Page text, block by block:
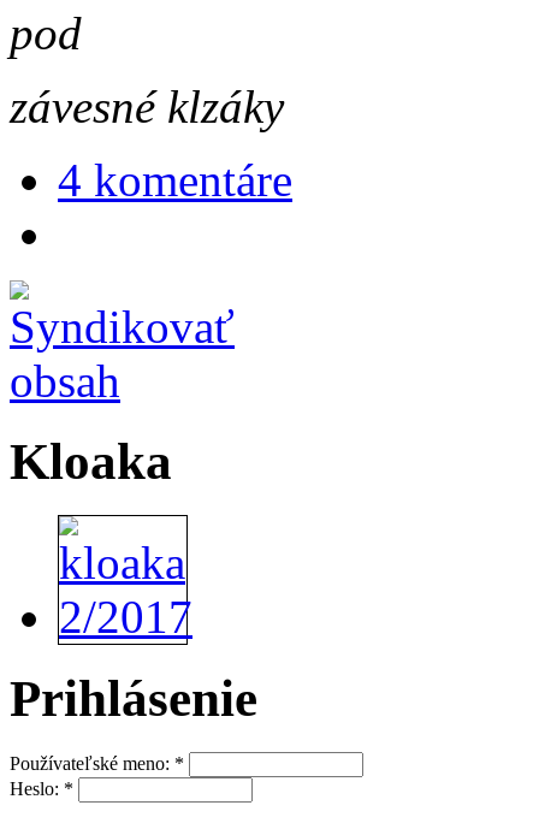
pod
závesné klzáky
4 komentáre
Kloaka
Prihlásenie
Používateľské meno: *
Heslo: *